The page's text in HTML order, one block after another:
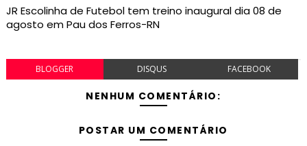
JR Escolinha de Futebol tem treino inaugural dia 08 de
agosto em Pau dos Ferros-RN
BLOGGER DISQUS FACEBOOK
NENHUM COMENTÁRIO:
POSTAR UM COMENTÁRIO